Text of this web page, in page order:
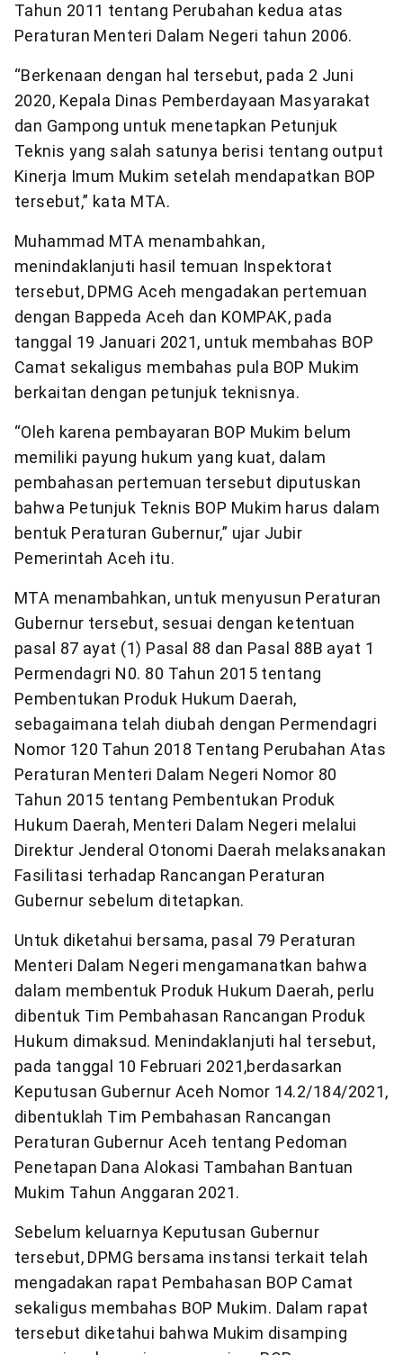
Tahun 2011 tentang Perubahan kedua atas
Peraturan Menteri Dalam Negeri tahun 2006.
“Berkenaan dengan hal tersebut, pada 2 Juni
2020, Kepala Dinas Pemberdayaan Masyarakat
dan Gampong untuk menetapkan Petunjuk
Teknis yang salah satunya berisi tentang output
Kinerja Imum Mukim setelah mendapatkan BOP
tersebut,” kata MTA.
Muhammad MTA menambahkan,
menindaklanjuti hasil temuan Inspektorat
tersebut, DPMG Aceh mengadakan pertemuan
dengan Bappeda Aceh dan KOMPAK, pada
tanggal 19 Januari 2021, untuk membahas BOP
Camat sekaligus membahas pula BOP Mukim
berkaitan dengan petunjuk teknisnya.
“Oleh karena pembayaran BOP Mukim belum
memiliki payung hukum yang kuat, dalam
pembahasan pertemuan tersebut diputuskan
bahwa Petunjuk Teknis BOP Mukim harus dalam
bentuk Peraturan Gubernur,” ujar Jubir
Pemerintah Aceh itu.
MTA menambahkan, untuk menyusun Peraturan
Gubernur tersebut, sesuai dengan ketentuan
pasal 87 ayat (1) Pasal 88 dan Pasal 88B ayat 1
Permendagri N0. 80 Tahun 2015 tentang
Pembentukan Produk Hukum Daerah,
sebagaimana telah diubah dengan Permendagri
Nomor 120 Tahun 2018 Tentang Perubahan Atas
Peraturan Menteri Dalam Negeri Nomor 80
Tahun 2015 tentang Pembentukan Produk
Hukum Daerah, Menteri Dalam Negeri melalui
Direktur Jenderal Otonomi Daerah melaksanakan
Fasilitasi terhadap Rancangan Peraturan
Gubernur sebelum ditetapkan.
Untuk diketahui bersama, pasal 79 Peraturan
Menteri Dalam Negeri mengamanatkan bahwa
dalam membentuk Produk Hukum Daerah, perlu
dibentuk Tim Pembahasan Rancangan Produk
Hukum dimaksud. Menindaklanjuti hal tersebut,
pada tanggal 10 Februari 2021,berdasarkan
Keputusan Gubernur Aceh Nomor 14.2/184/2021,
dibentuklah Tim Pembahasan Rancangan
Peraturan Gubernur Aceh tentang Pedoman
Penetapan Dana Alokasi Tambahan Bantuan
Mukim Tahun Anggaran 2021.
Sebelum keluarnya Keputusan Gubernur
tersebut, DPMG bersama instansi terkait telah
mengadakan rapat Pembahasan BOP Camat
sekaligus membahas BOP Mukim. Dalam rapat
tersebut diketahui bahwa Mukim disamping